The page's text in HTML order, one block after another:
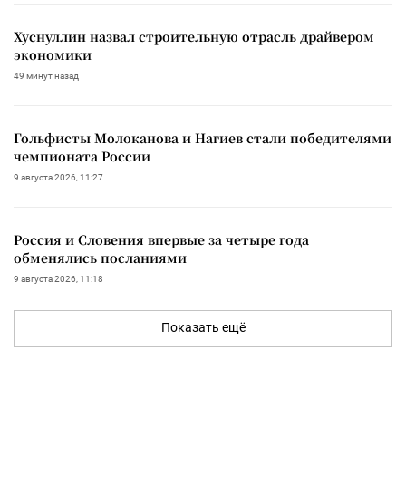
Хуснуллин назвал строительную отрасль драйвером
экономики
49 минут назад
Гольфисты Молоканова и Нагиев стали победителями
чемпионата России
9 августа 2026, 11:27
Россия и Словения впервые за четыре года
обменялись посланиями
9 августа 2026, 11:18
Показать ещё